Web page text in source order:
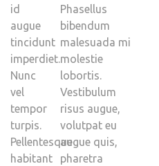
id
augue
tincidunt
imperdiet.
Nunc
vel
tempor
turpis.
Pellentesque
habitant
Phasellus
bibendum
malesuada mi
molestie
lobortis.
Vestibulum
risus augue,
volutpat eu
augue quis,
pharetra